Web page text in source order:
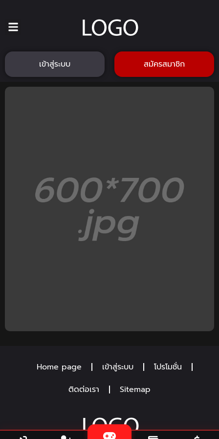
เข้าสู่ระบบ สมัครสมาชิก
Home page เข้าสู่ระบบ
โปรโมชั่น
ติดต่อเรา
Sitemap